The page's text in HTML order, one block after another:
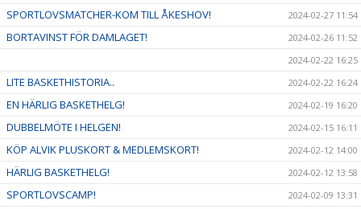
SPORTLOVSMATCHER-KOM TILL ÅKESHOV! 2024-02-27 11:54
BORTAVINST FÖR DAMLAGET!
2024-02-26 11:52
2024-02-22 16:25
LITE BASKETHISTORIA.. 2024-02-22 16:24
EN HÄRLIG BASKETHELG! 2024-02-19 16:20
DUBBELMÖTE I HELGEN! 2024-02-15 16:11
KÖP ALVIK PLUSKORT & MEDLEMSKORT! 2024-02-12 14:00
HÄRLIG BASKETHELG! 2024-02-12 13:58
SPORTLOVSCAMP! 2024-02-09 13:31